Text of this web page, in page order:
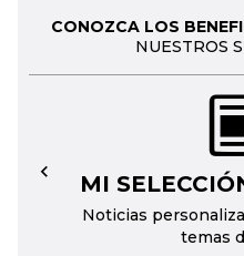
CONOZCA LOS
NUESTROS
MI
Noticias
temas
←